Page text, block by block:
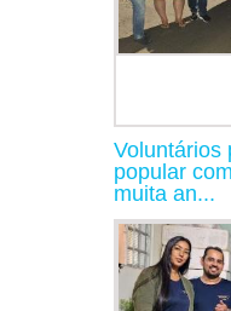
Voluntários
popular
muita an...